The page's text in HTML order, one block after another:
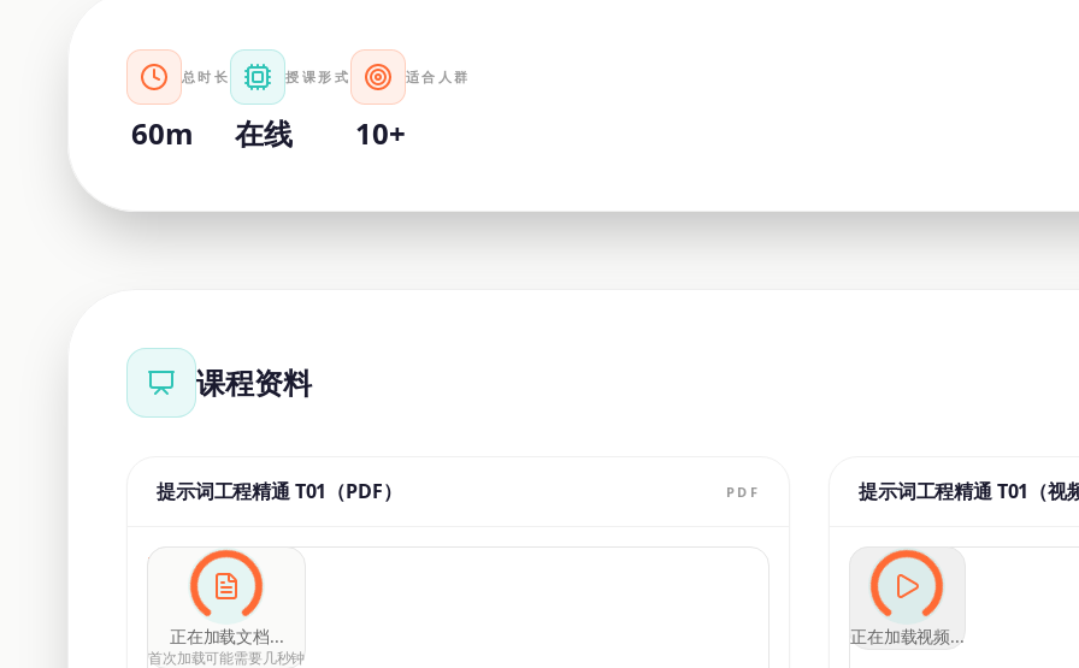
总时长
60m
授课形式
在线
适合人群
10+
课程资料
提示词工程精通 T01（PDF） PDF
正在加载文档...
首次加载可能需要几秒钟
打开文档
提示词工程精通 T01（视
正在加载视频...